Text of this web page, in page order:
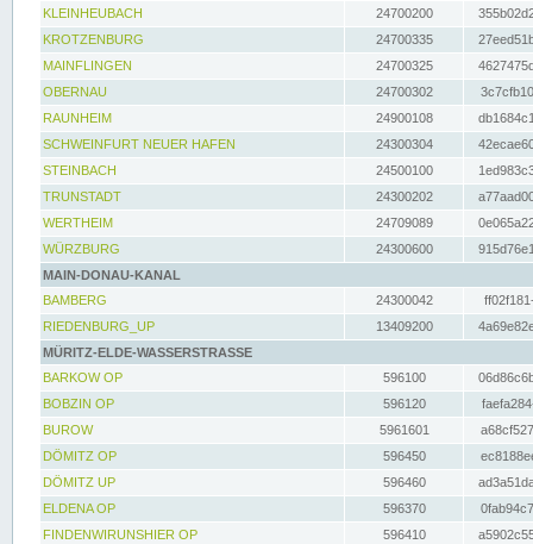
KLEINHEUBACH 24700200
KROTZENBURG
24700335
MAINFLINGEN
24700325
OBERNAU
24700302
RAUNHEIM
24900108
SCHWEINFURT NEUER HAFEN
24300304
STEINBACH
24500100
TRUNSTADT
24300202
WERTHEIM
24709089
WÜRZBURG
24300600
MAIN-DONAU-KANAL
BAMBERG
24300042
RIEDENBURG_UP
13409200
MÜRITZ-ELDE-WASSERSTRASSE
BARKOW OP
596100
BOBZIN OP
596120
BUROW
5961601
DÖMITZ OP
596450
DÖMITZ UP
596460
ELDENA OP
596370
FINDENWIRUNSHIER OP
596410